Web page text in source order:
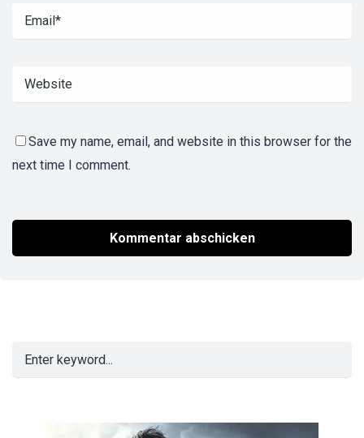
Save my name, email, and website in this browser for the
next time I comment.